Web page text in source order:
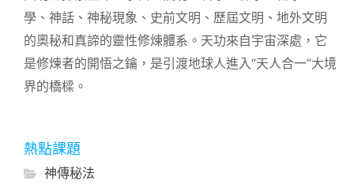
學、神話、神秘現象、史前文明、歷屆文明、地外文明
的奧秘和真諦的靈性修煉體系。天功來自宇宙深處，它
是修煉者的開悟之鑰，是引渡地球人進入“天人合一”大境
界的橋樑。
熱點課題
神傳秘法